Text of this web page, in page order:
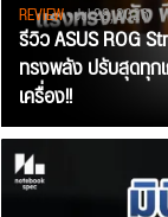
REVIEW• Jul 28, 2026
รีวิว ASUS ROG
ทรงพลัง ปรับสุดทุก
เครื่อง!!